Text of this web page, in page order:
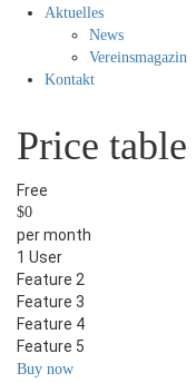
Aktuelles
News
Vereinsmagazin
Kontakt
Price table
Free
$0
per month
1 User
Feature 2
Feature 3
Feature 4
Feature 5
Buy now